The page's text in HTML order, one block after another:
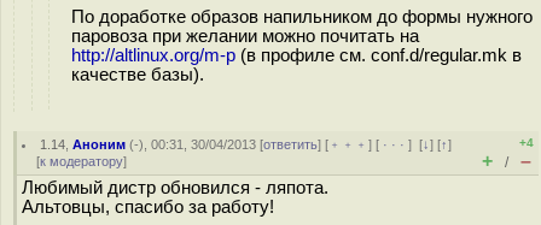
По доработке образов напильником до формы нужного
паровоза при желании можно почитать на
http://altlinux.org/m-p (в профиле см. conf.d/regular.mk в
качестве базы).
1.14 ,Аноним (-), 00:31, 30/04/2013 [ответить] [ ﹢﹢﹢] [ · · ·][↓] [↑]
[к модератору]
+4
+ / –
Любимый дистр обновился - ляпота.
Альтовцы, спасибо за работу!